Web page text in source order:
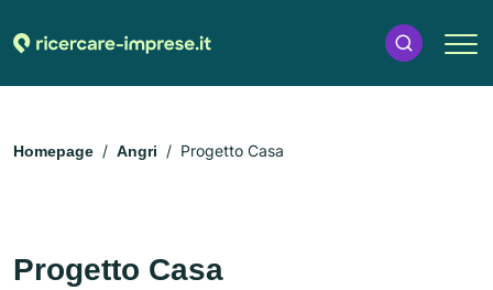
Homepage Angri Progetto Casa
Progetto Casa